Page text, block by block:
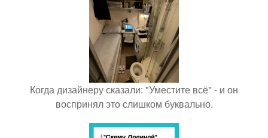
Когда дизайнеру сказали: "Уместите всё" - и он
воспринял это слишком буквально.